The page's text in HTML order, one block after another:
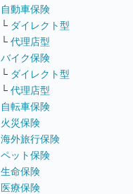
自動車保険
└ ダイレクト型
└ 代理店型
バイク保険
└ ダイレクト型
└ 代理店型
自転車保険
火災保険
海外旅行保険
ペット保険
生命保険
医療保険